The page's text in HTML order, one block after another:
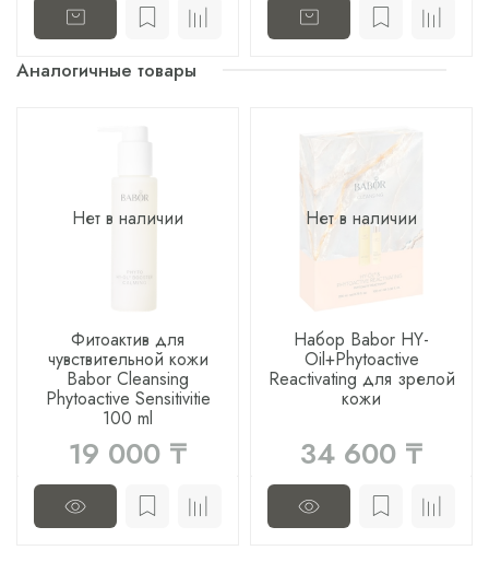
Аналогичные товары
Нет в наличии
Фитоактив для
чувствительной кожи
Babor Cleansing
Phytoactive Sensitivitie
100 ml
19 000 ₸
Нет в наличии
Набор Babor HY-
Oil+Phytoactive
Reactivating для зрелой
кожи
34 600 ₸